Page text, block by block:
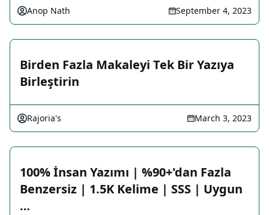
Anop Nath September 4, 2023
Birden Fazla Makaleyi Tek Bir Yazıya
Birleştirin
Rajoria's March 3, 2023
100% İnsan Yazımı | %90+'dan Fazla
Benzersiz | 1.5K Kelime | SSS | Uygun
…